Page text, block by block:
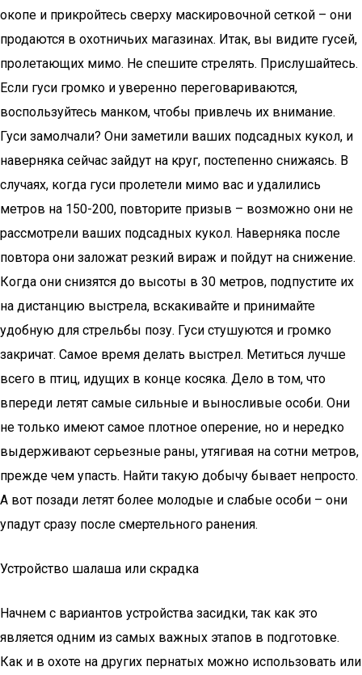
окопе и прикройтесь сверху маскировочной сеткой – они
продаются в охотничьих магазинах. Итак, вы видите гусей,
пролетающих мимо. Не спешите стрелять. Прислушайтесь.
Если гуси громко и уверенно переговариваются,
воспользуйтесь манком, чтобы привлечь их внимание.
Гуси замолчали? Они заметили ваших подсадных кукол, и
наверняка сейчас зайдут на круг, постепенно снижаясь. В
случаях, когда гуси пролетели мимо вас и удалились
метров на 150-200, повторите призыв – возможно они не
рассмотрели ваших подсадных кукол. Наверняка после
повтора они заложат резкий вираж и пойдут на снижение.
Когда они снизятся до высоты в 30 метров, подпустите их
на дистанцию выстрела, вскакивайте и принимайте
удобную для стрельбы позу. Гуси стушуются и громко
закричат. Самое время делать выстрел. Метиться лучше
всего в птиц, идущих в конце косяка. Дело в том, что
впереди летят самые сильные и выносливые особи. Они
не только имеют самое плотное оперение, но и нередко
выдерживают серьезные раны, утягивая на сотни метров,
прежде чем упасть. Найти такую добычу бывает непросто.
А вот позади летят более молодые и слабые особи – они
упадут сразу после смертельного ранения.
Устройство шалаша или скрадка
Начнем с вариантов устройства засидки, так как это
является одним из самых важных этапов в подготовке.
Как и в охоте на других пернатых можно использовать или